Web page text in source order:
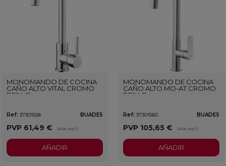
MONOMANDO DE COCINA
CAÑO ALTO VITAL CROMO
BRILLO
Ref: 37301558 BUADES
PVP 61,49 € (IVA incl.)
AÑADIR
MONOMANDO DE COCINA
CAÑO ALTO MO-AT CROMO
BRILLO
Ref: 37301560 BUADES
PVP 105,65 € (IVA incl.)
AÑADIR